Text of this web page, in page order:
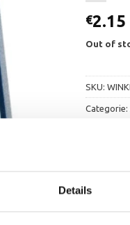
Details
€2.15
Out of
SKU:
Categorie: